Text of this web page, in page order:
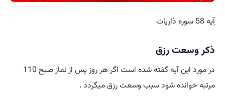
آِیه 58 سوره ذاریات
ذکر وسعت رزق
در مورد این آیه گفته شده است اگر هر روز پس از نماز صبح 110
مرتبه خوانده شود سبب وسعت رزق میگردد .